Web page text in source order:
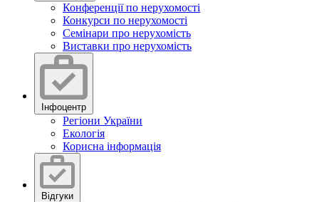
Конференції по нерухомості
Конкурси по нерухомості
Семінари про нерухомість
Виставки про нерухомість
Інфоцентр
Регіони України
Екологія
Корисна інформація
Відгуки